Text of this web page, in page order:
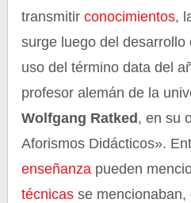
transmitirconocimientos,
surge luego del desarrollo
uso del término data del
profesor alemán de la
Wolfgang Ratked, en su
Aforismos Didácticos».
enseñanza pueden
técnicas se